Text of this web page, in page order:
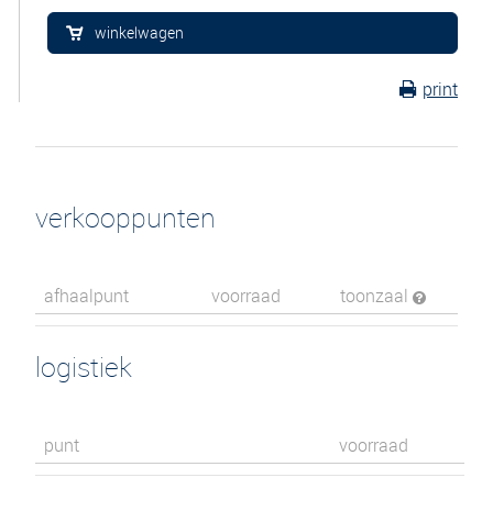
winkelwagen
print
verkooppunten
afhaalpunt voorraad toonzaal
logistiek
punt voorraad